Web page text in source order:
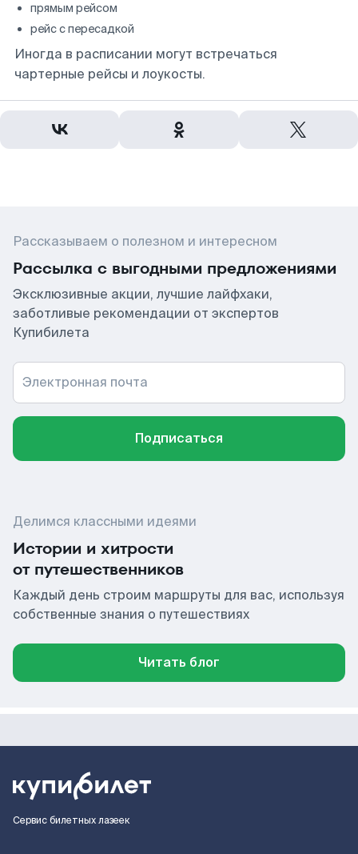
прямым рейсом
рейс с пересадкой
Иногда в расписании могут встречаться
чартерные рейсы и лоукосты.
Рассказываем о полезном и интересном
Рассылка с выгодными предложениями
Эксклюзивные акции, лучшие лайфхаки,
заботливые рекомендации от экспертов
Купибилета
Электронная почта
Подписаться
Делимся классными идеями
Истории и хитрости
от путешественников
Каждый день строим маршруты для вас, используя
собственные знания о путешествиях
Читать блог
Сервис билетных лазеек